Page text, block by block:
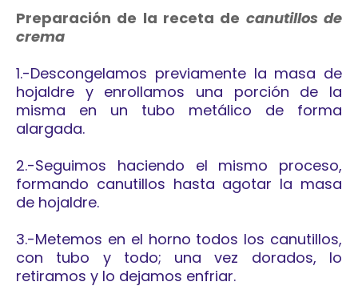
Preparación de la receta de canutillos de
crema
1.-Descongelamos previamente la masa de
hojaldre y enrollamos una porción de la
misma en un tubo metálico de forma
alargada.
2.-Seguimos haciendo el mismo proceso,
formando canutillos hasta agotar la masa
de hojaldre.
3.-Metemos en el horno todos los canutillos,
con tubo y todo; una vez dorados, lo
retiramos y lo dejamos enfriar.